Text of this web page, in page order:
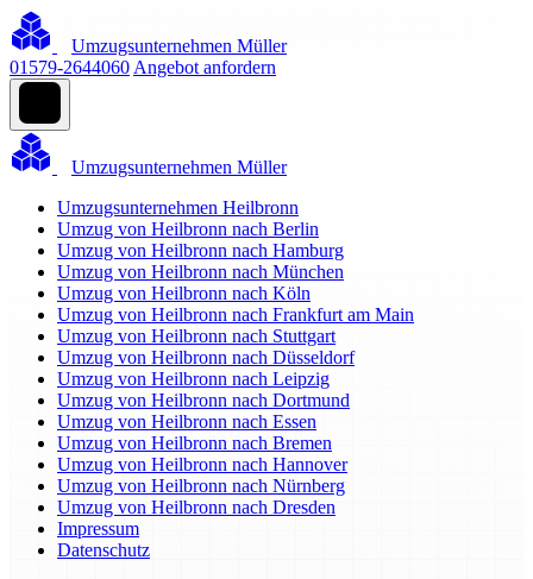
Umzugsunternehmen Müller
01579-2644060 Angebot anfordern
Umzugsunternehmen Müller
Umzugsunternehmen Heilbronn
Umzug von Heilbronn nach Berlin
Umzug von Heilbronn nach Hamburg
Umzug von Heilbronn nach München
Umzug von Heilbronn nach Köln
Umzug von Heilbronn nach Frankfurt am Main
Umzug von Heilbronn nach Stuttgart
Umzug von Heilbronn nach Düsseldorf
Umzug von Heilbronn nach Leipzig
Umzug von Heilbronn nach Dortmund
Umzug von Heilbronn nach Essen
Umzug von Heilbronn nach Bremen
Umzug von Heilbronn nach Hannover
Umzug von Heilbronn nach Nürnberg
Umzug von Heilbronn nach Dresden
Impressum
Datenschutz